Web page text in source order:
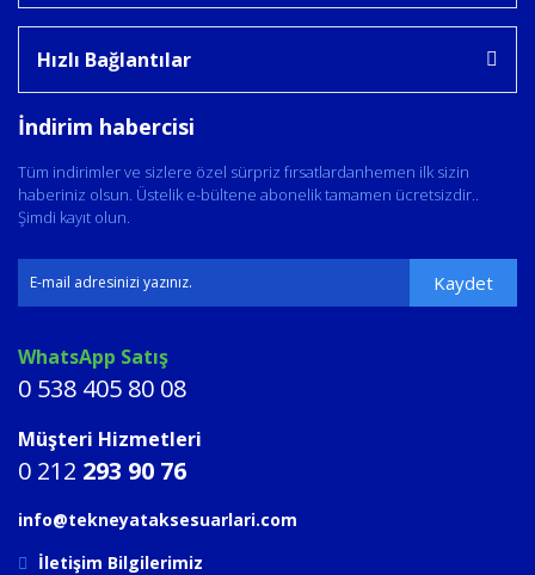
Hızlı Bağlantılar
İndirim habercisi
Tüm indirimler ve sizlere özel sürpriz fırsatlardanhemen ilk sizin
haberiniz olsun. Üstelik e-bültene abonelik tamamen ücretsizdir..
Şimdi kayıt olun.
Kaydet
WhatsApp Satış
0 538 405 80 08
Müşteri Hizmetleri
0 212 293 90 76
info@tekneyataksesuarlari.com
İletişim Bilgilerimiz